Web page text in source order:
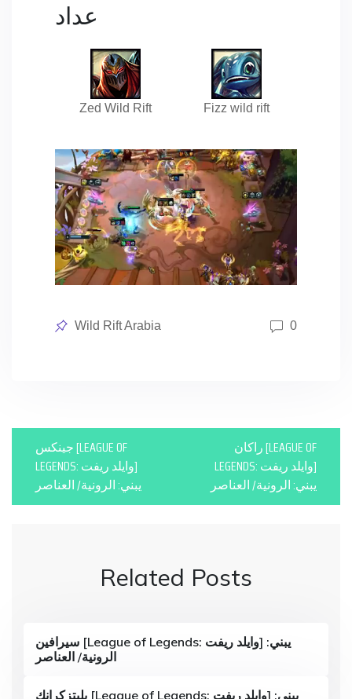
عداد
Zed Wild Rift Fizz wild rift
Posted
Wild Rift Arabia 0
s
جينكس [LEAGUE OF
LEGENDS: وايلد ريفت]
يبني: الرونية/ العناصر
راكان [LEAGUE OF
LEGENDS: وايلد ريفت]
يبني: الرونية/ العناصر
Related Posts
سيرافين [League of Legends: وايلد ريفت] يبني:
الرونية/ العناصر
بليتزكرانك [League of Legends: وايلد ريفت] يبني: